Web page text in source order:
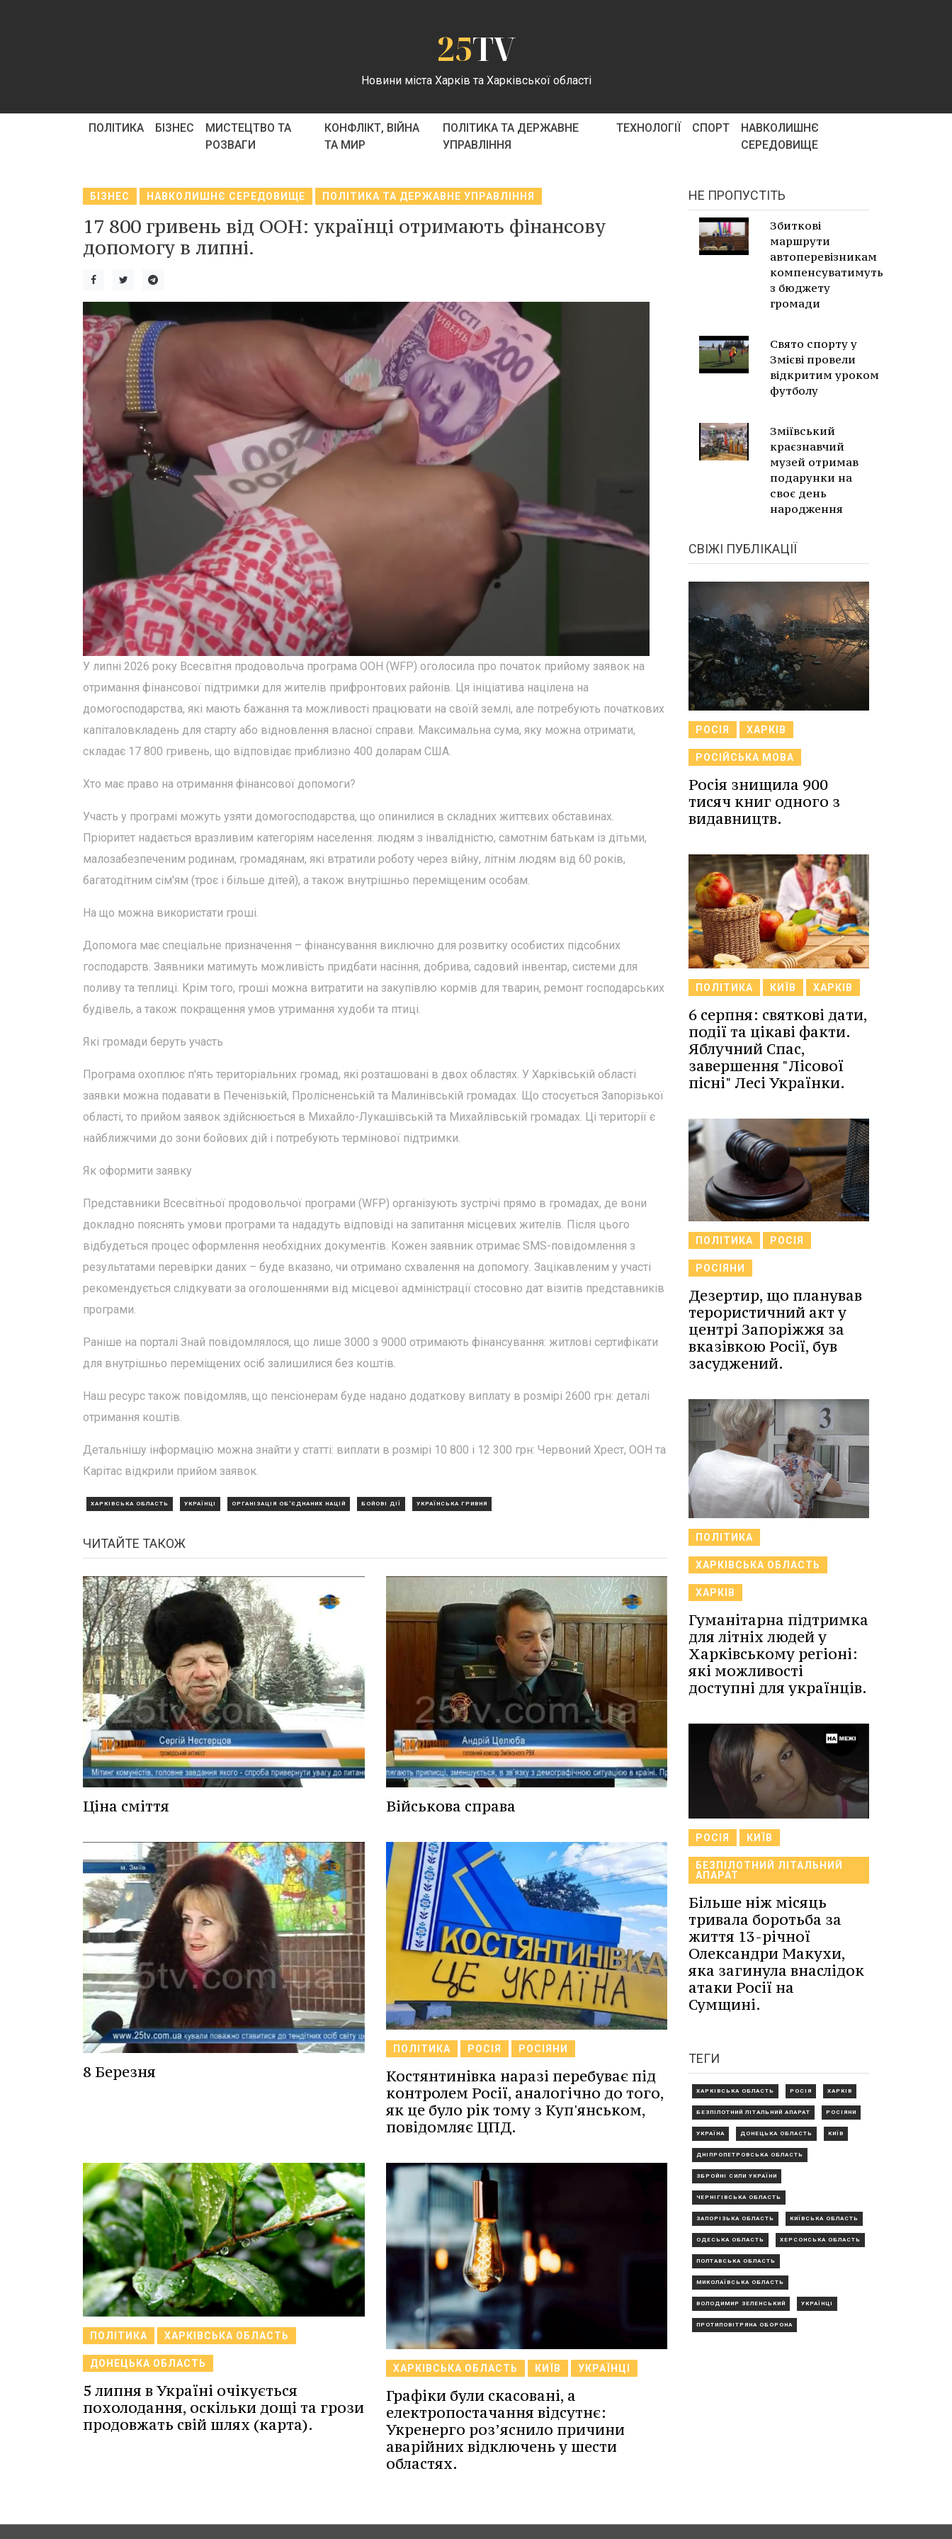
25TV
Новини міста Харків та Харківської області
ПОЛІТИКА БІЗНЕС
МИСТЕЦТВО ТА
РОЗВАГИ
КОНФЛІКТ, ВІЙНА
ТА МИР
ПОЛІТИКА ТА ДЕРЖАВНЕ
УПРАВЛІННЯ
ТЕХНОЛОГІЇ СПОРТ
НАВКОЛИШНЄ
СЕРЕДОВИЩЕ
БІЗНЕС НАВКОЛИШНЄ СЕРЕДОВИЩЕ ПОЛІТИКА ТА ДЕРЖАВНЕ УПРАВЛІННЯ
17 800 гривень від ООН: українці отримають фінансову
допомогу в липні.
У липні 2026 року Всесвітня продовольча програма ООН (WFP) оголосила про початок прийому заявок на
отримання фінансової підтримки для жителів прифронтових районів. Ця ініціатива націлена на
домогосподарства, які мають бажання та можливості працювати на своїй землі, але потребують початкових
капіталовкладень для старту або відновлення власної справи. Максимальна сума, яку можна отримати,
складає 17 800 гривень, що відповідає приблизно 400 доларам США.
Хто має право на отримання фінансової допомоги?
Участь у програмі можуть узяти домогосподарства, що опинилися в складних життєвих обставинах.
Пріоритет надається вразливим категоріям населення: людям з інвалідністю, самотнім батькам із дітьми,
малозабезпеченим родинам, громадянам, які втратили роботу через війну, літнім людям від 60 років,
багатодітним сім'ям (троє і більше дітей), а також внутрішньо переміщеним особам.
На що можна використати гроші.
Допомога має спеціальне призначення – фінансування виключно для розвитку особистих підсобних
господарств. Заявники матимуть можливість придбати насіння, добрива, садовий інвентар, системи для
поливу та теплиці. Крім того, гроші можна витратити на закупівлю кормів для тварин, ремонт господарських
будівель, а також покращення умов утримання худоби та птиці.
Які громади беруть участь
Програма охоплює п'ять територіальних громад, які розташовані в двох областях. У Харківській області
заявки можна подавати в Печенізькій, Пролісненській та Малинівській громадах. Що стосується Запорізької
області, то прийом заявок здійснюється в Михайло-Лукашівській та Михайлівській громадах. Ці території є
найближчими до зони бойових дій і потребують термінової підтримки.
Як оформити заявку
Представники Всесвітньої продовольчої програми (WFP) організують зустрічі прямо в громадах, де вони
докладно пояснять умови програми та нададуть відповіді на запитання місцевих жителів. Після цього
відбудеться процес оформлення необхідних документів. Кожен заявник отримає SMS-повідомлення з
результатами перевірки даних – буде вказано, чи отримано схвалення на допомогу. Зацікавленим у участі
рекомендується слідкувати за оголошеннями від місцевої адміністрації стосовно дат візитів представників
програми.
Раніше на порталі Знай повідомлялося, що лише 3000 з 9000 отримають фінансування: житлові сертифікати
для внутрішньо переміщених осіб залишилися без коштів.
Наш ресурс також повідомляв, що пенсіонерам буде надано додаткову виплату в розмірі 2600 грн: деталі
отримання коштів.
Детальнішу інформацію можна знайти у статті: виплати в розмірі 10 800 і 12 300 грн: Червоний Хрест, ООН та
Карітас відкрили прийом заявок.
ХАРКІВСЬКА ОБЛАСТЬ УКРАЇНЦІ ОРГАНІЗАЦІЯ ОБ'ЄДНАНИХ НАЦІЙ БОЙОВІ ДІЇ УКРАЇНСЬКА ГРИВНЯ
ЧИТАЙТЕ ТАКОЖ
Ціна сміття Військова справа
8 Березня
ПОЛІТИКА РОСІЯ РОСІЯНИ
Костянтинівка наразі перебуває під
контролем Росії, аналогічно до того,
як це було рік тому з Куп'янськом,
повідомляє ЦПД.
ПОЛІТИКА ХАРКІВСЬКА ОБЛАСТЬ
ДОНЕЦЬКА ОБЛАСТЬ
5 липня в Україні очікується
похолодання, оскільки дощі та грози
продовжать свій шлях (карта).
ХАРКІВСЬКА ОБЛАСТЬ КИЇВ УКРАЇНЦІ
Графіки були скасовані, а
електропостачання відсутнє:
Укренерго роз’яснило причини
аварійних відключень у шести
областях.
НЕ ПРОПУСТІТЬ
Збиткові
маршрути
автоперевізникам
компенсуватимуть
з бюджету
громади
Свято спорту у
Змієві провели
відкритим уроком
футболу
Зміївський
краєзнавчий
музей отримав
подарунки на
своє день
народження
СВІЖІ ПУБЛІКАЦІЇ
РОСІЯ ХАРКІВ
РОСІЙСЬКА МОВА
Росія знищила 900
тисяч книг одного з
видавництв.
ПОЛІТИКА КИЇВ ХАРКІВ
6 серпня: святкові дати,
події та цікаві факти.
Яблучний Спас,
завершення "Лісової
пісні" Лесі Українки.
ПОЛІТИКА РОСІЯ
РОСІЯНИ
Дезертир, що планував
терористичний акт у
центрі Запоріжжя за
вказівкою Росії, був
засуджений.
ПОЛІТИКА
ХАРКІВСЬКА ОБЛАСТЬ
ХАРКІВ
Гуманітарна підтримка
для літніх людей у
Харківському регіоні:
які можливості
доступні для українців.
РОСІЯ КИЇВ
БЕЗПІЛОТНИЙ ЛІТАЛЬНИЙ
АПАРАТ
Більше ніж місяць
тривала боротьба за
життя 13-річної
Олександри Макухи,
яка загинула внаслідок
атаки Росії на
Сумщині.
ТЕГИ
ХАРКІВСЬКА ОБЛАСТЬ РОСІЯ ХАРКІВ
БЕЗПІЛОТНИЙ ЛІТАЛЬНИЙ АПАРАТ РОСІЯНИ
УКРАЇНА ДОНЕЦЬКА ОБЛАСТЬ КИЇВ
ДНІПРОПЕТРОВСЬКА ОБЛАСТЬ
ЗБРОЙНІ СИЛИ УКРАЇНИ
ЧЕРНІГІВСЬКА ОБЛАСТЬ
ЗАПОРІЗЬКА ОБЛАСТЬ КИЇВСЬКА ОБЛАСТЬ
ОДЕСЬКА ОБЛАСТЬ ХЕРСОНСЬКА ОБЛАСТЬ
ПОЛТАВСЬКА ОБЛАСТЬ
МИКОЛАЇВСЬКА ОБЛАСТЬ
ВОЛОДИМИР ЗЕЛЕНСЬКИЙ УКРАЇНЦІ
ПРОТИПОВІТРЯНА ОБОРОНА